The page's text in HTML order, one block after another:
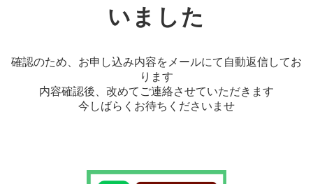
いました
確認のため、お申し込み内容をメールにて自動返信してお
ります
内容確認後、改めてご連絡させていただきます
今しばらくお待ちくださいませ